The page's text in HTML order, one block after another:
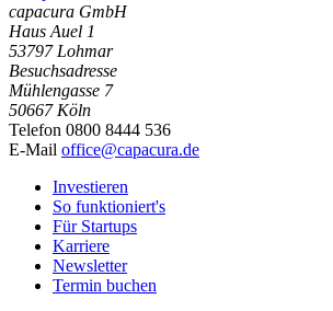
capacura GmbH
Haus Auel 1
53797 Lohmar
Besuchsadresse
Mühlengasse 7
50667 Köln
Telefon 0800 8444 536
E-Mail office@capacura.de
Investieren
So funktioniert's
Für Startups
Karriere
Newsletter
Termin buchen